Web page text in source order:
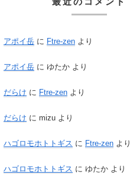
アポイ岳 に Ftre-zen より
アポイ岳 に ゆたか より
だらけ に Ftre-zen より
だらけ に mizu より
ハゴロモホトトギス に Ftre-zen より
ハゴロモホトトギス に ゆたか より